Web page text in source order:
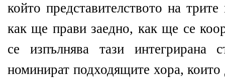
който представителството на
как ще прави заедно, как ще се
се изпълнява тази интегрирана
номинират подходящите хора, които